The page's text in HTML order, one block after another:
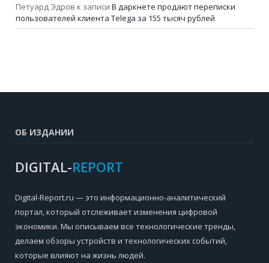
Петуард Эдров к записи В даркнете продают переписки
пользователей клиента Telega за 155 тысяч рублей
ОБ ИЗДАНИИ
DIGITAL-REPORT
Digital-Report.ru — это информационно-аналитический
портал, который отслеживает изменения цифровой
экономики. Мы описываем все технологические тренды,
делаем обзоры устройств и технологических событий,
которые влияют на жизнь людей.